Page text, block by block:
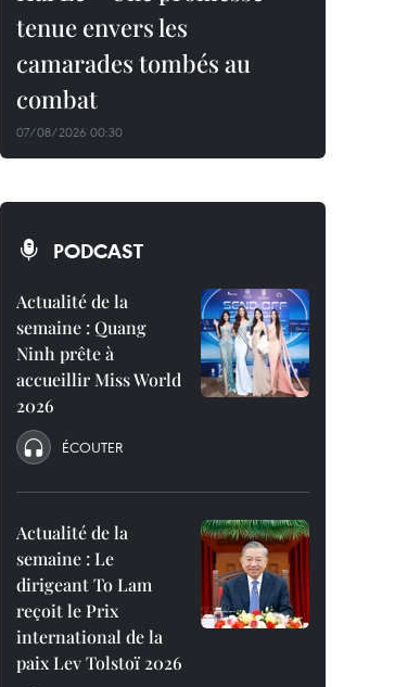
tenue envers les
camarades tombés au
combat
07/08/2026 00:30
PODCAST
Actualité de la
semaine : Quang
Ninh prête à
accueillir Miss World
2026
ÉCOUTER
Actualité de la
semaine : Le
dirigeant To Lam
reçoit le Prix
international de la
paix Lev Tolstoï 2026